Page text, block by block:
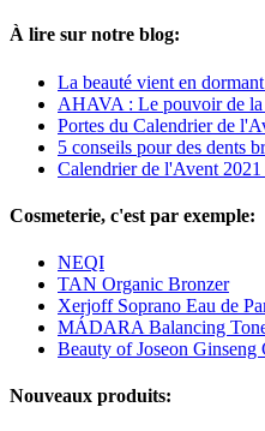
À lire sur notre blog:
La beauté vient en
AHAVA : Le pouvoir de la
Portes du Calendrier de
5 conseils pour des dents
Calendrier de l'Avent 2021
Cosmeterie, c'est par exemple:
NEQI
TAN Organic Bronzer
Xerjoff Soprano Eau de
MÁDARA Balancing
Beauty of Joseon Ginseng
Nouveaux produits: